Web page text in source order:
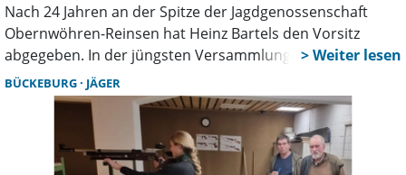
Nach 24 Jahren an der Spitze der Jagdgenossenschaft
Obernwöhren-Reinsen hat Heinz Bartels den Vorsitz
abgegeben. In der jüngsten Versammlung der
Grundstückseigentümer wurde Andreas Ahnefeld zu
seinem Nachfolger gewählt.
BÜCKEBURG JÄGER